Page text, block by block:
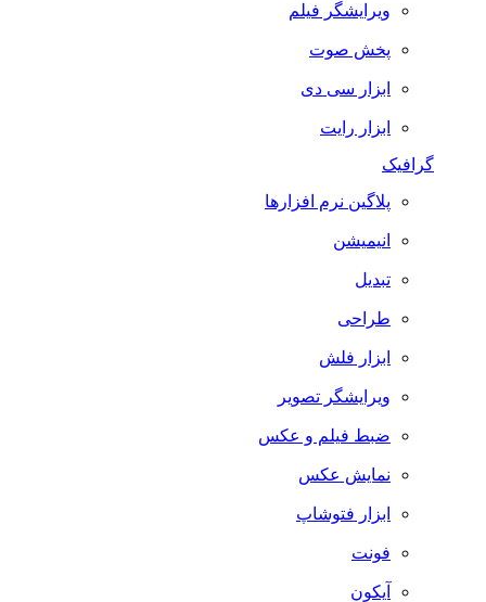
ویرایشگر فیلم
پخش صوت
ابزار سی دی
ابزار رایت
گرافیک
پلاگین نرم افزارها
انیمیشن
تبدیل
طراحی
ابزار فلش
ویرایشگر تصویر
ضبط فيلم و عكس
نمایش عکس
ابزار فتوشاپ
فونت
آیکون